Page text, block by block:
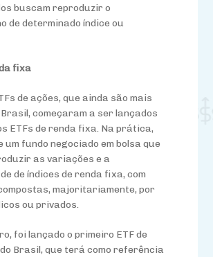
buscam reproduzir o
de determinado índice ou
fixa
de ações, que ainda são mais
começaram a ser lançados
ETFs de renda fixa. Na prática,
fundo negociado em bolsa que
as variações e a
de índices de renda fixa, com
majoritariamente, por
ou privados.
foi lançado o primeiro ETF de
Brasil, que terá como referência